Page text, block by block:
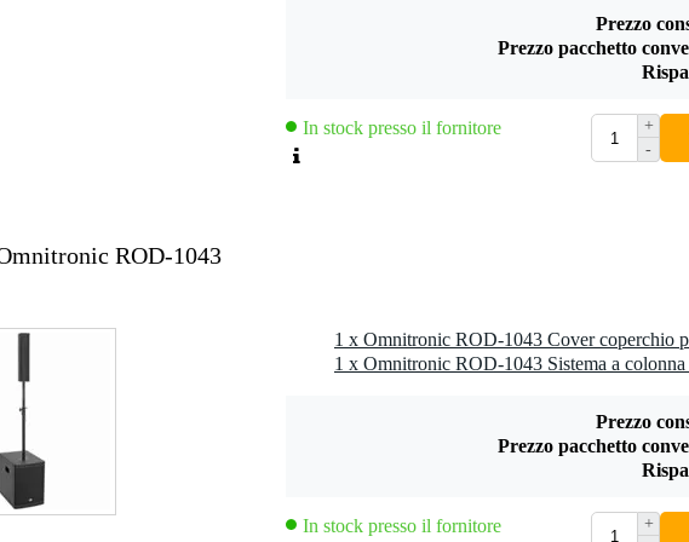
125 dB
60 Hz
250 W
Devine
Prezzo
Prezzo pacchetto
In stock presso il fornitore
+
-
ROD-1043
1 x Omnitronic ROD-1043 Sistema a
Prezzo
Prezzo pacchetto
In stock presso il fornitore
+